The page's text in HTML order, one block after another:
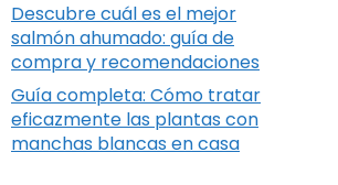
Descubre cuál es el mejor
salmón ahumado: guía de
compra y recomendaciones
Guía completa: Cómo tratar
eficazmente las plantas con
manchas blancas en casa